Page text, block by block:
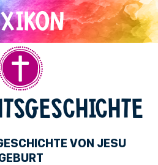
VON JESU